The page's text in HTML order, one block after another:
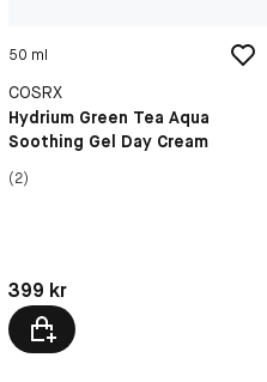
50 ml
COSRX
Hydrium Green Tea Aqua
Soothing Gel Day Cream
(2)
Pris: 399 kr
399 kr